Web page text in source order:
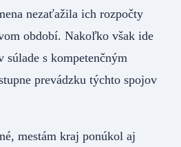
nezaťažila ich rozpočty
období. Nakoľko však ide
súlade s kompetenčným
prevádzku týchto spojov
mestám kraj ponúkol aj